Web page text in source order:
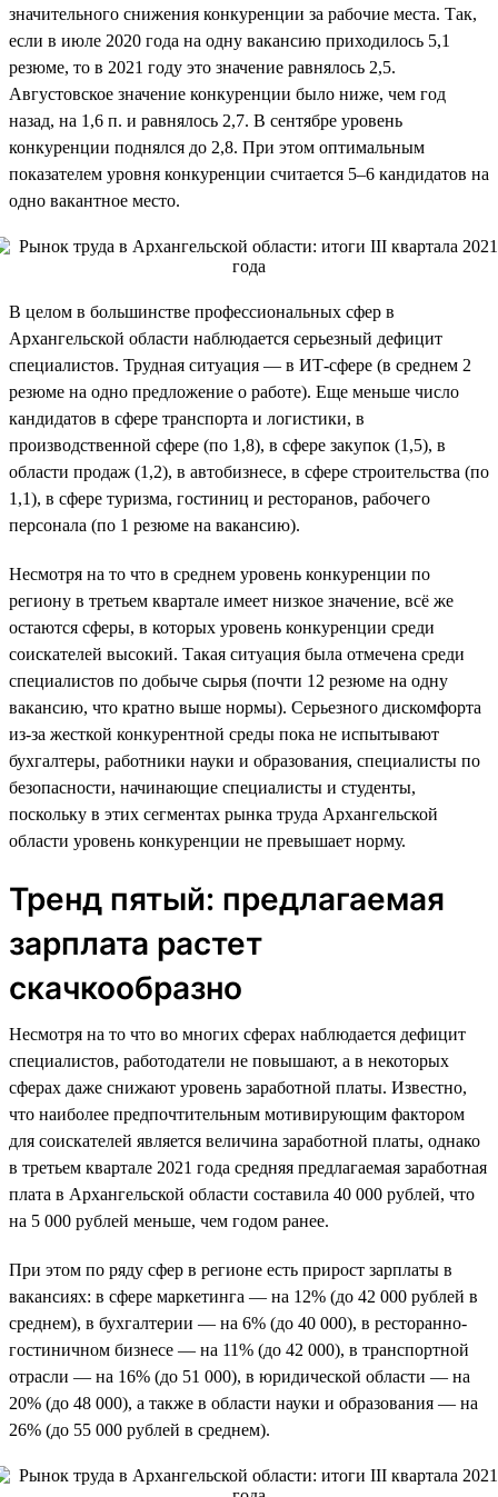
значительного снижения конкуренции за рабочие места. Так,
если в июле 2020 года на одну вакансию приходилось 5,1
резюме, то в 2021 году это значение равнялось 2,5.
Августовское значение конкуренции было ниже, чем год
назад, на 1,6 п. и равнялось 2,7. В сентябре уровень
конкуренции поднялся до 2,8. При этом оптимальным
показателем уровня конкуренции считается 5–6 кандидатов на
одно вакантное место.
В целом в большинстве профессиональных сфер в
Архангельской области наблюдается серьезный дефицит
специалистов. Трудная ситуация — в ИТ-сфере (в среднем 2
резюме на одно предложение о работе). Еще меньше число
кандидатов в сфере транспорта и логистики, в
производственной сфере (по 1,8), в сфере закупок (1,5), в
области продаж (1,2), в автобизнесе, в сфере строительства (по
1,1), в сфере туризма, гостиниц и ресторанов, рабочего
персонала (по 1 резюме на вакансию).
Несмотря на то что в среднем уровень конкуренции по
региону в третьем квартале имеет низкое значение, всё же
остаются сферы, в которых уровень конкуренции среди
соискателей высокий. Такая ситуация была отмечена среди
специалистов по добыче сырья (почти 12 резюме на одну
вакансию, что кратно выше нормы). Серьезного дискомфорта
из-за жесткой конкурентной среды пока не испытывают
бухгалтеры, работники науки и образования, специалисты по
безопасности, начинающие специалисты и студенты,
поскольку в этих сегментах рынка труда Архангельской
области уровень конкуренции не превышает норму.
Тренд пятый: предлагаемая
зарплата растет
скачкообразно
Несмотря на то что во многих сферах наблюдается дефицит
специалистов, работодатели не повышают, а в некоторых
сферах даже снижают уровень заработной платы. Известно,
что наиболее предпочтительным мотивирующим фактором
для соискателей является величина заработной платы, однако
в третьем квартале 2021 года средняя предлагаемая заработная
плата в Архангельской области составила 40 000 рублей, что
на 5 000 рублей меньше, чем годом ранее.
При этом по ряду сфер в регионе есть прирост зарплаты в
вакансиях: в сфере маркетинга — на 12% (до 42 000 рублей в
среднем), в бухгалтерии — на 6% (до 40 000), в ресторанно-
гостиничном бизнесе — на 11% (до 42 000), в транспортной
отрасли — на 16% (до 51 000), в юридической области — на
20% (до 48 000), а также в области науки и образования — на
26% (до 55 000 рублей в среднем).